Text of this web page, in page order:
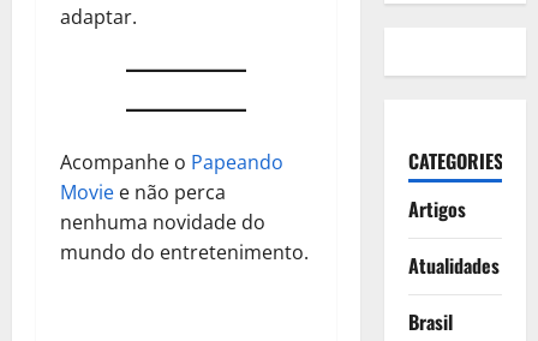
adaptar.
Acompanhe o Papeando
Movie e não perca
nenhuma novidade do
mundo do entretenimento.
CATEGORIES
Artigos
Atualidades
Brasil